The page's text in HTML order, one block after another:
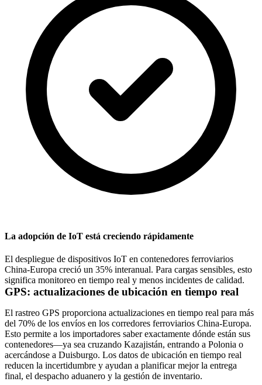
La adopción de IoT está creciendo rápidamente
El despliegue de dispositivos IoT en contenedores ferroviarios
China-Europa creció un 35% interanual. Para cargas sensibles, esto
significa monitoreo en tiempo real y menos incidentes de calidad.
GPS: actualizaciones de ubicación en tiempo real
El rastreo GPS proporciona actualizaciones en tiempo real para más
del 70% de los envíos en los corredores ferroviarios China-Europa.
Esto permite a los importadores saber exactamente dónde están sus
contenedores—ya sea cruzando Kazajistán, entrando a Polonia o
acercándose a Duisburgo. Los datos de ubicación en tiempo real
reducen la incertidumbre y ayudan a planificar mejor la entrega
final, el despacho aduanero y la gestión de inventario.